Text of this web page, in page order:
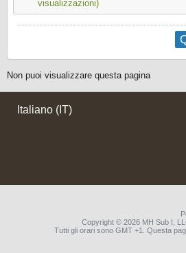
visualizzazioni)
Non puoi visualizzare questa pagina
Italiano (IT)
Copyright © 2026 MH Sub I,
Tutti gli orari sono GMT +1. Questa